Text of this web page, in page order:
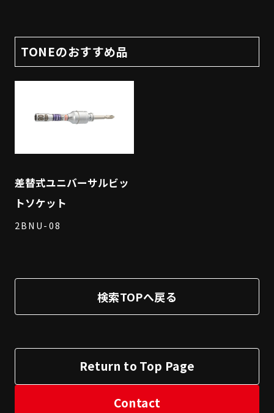
TONEのおすすめ品
差替式ユニバーサルビッ
トソケット
2BNU-08
検索TOPへ戻る
Return to Top Page
Contact